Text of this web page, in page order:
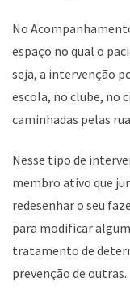
No
espaço no qual o
seja, a intervenção
escola, no clube, no
caminhadas pelas
Nesse tipo de
membro ativo que
redesenhar o seu
para modificar
tratamento de
prevenção de outras.